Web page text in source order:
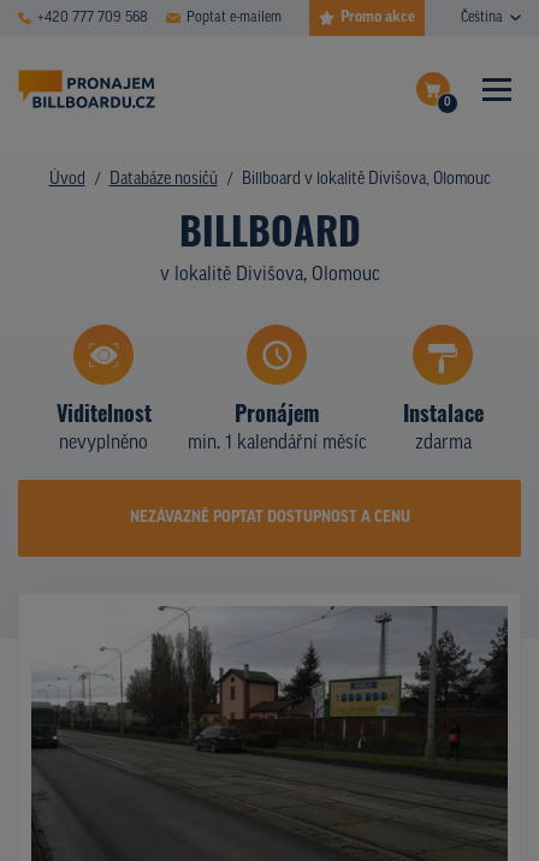
+420 777 709 568 Poptat e-mailem Promo akce Čeština
0
Dokončit poptávku
Zobrazit nosiče na mapě
ČASTÉ DOTAZY
DATABÁZE NOSIČŮ
PLOCHY V AKCI
CENY
Z PRAXE
KDO JSME
Úvod Databáze nosičů Billboard v lokalitě Divišova, Olomouc
BILLBOARD
v lokalitě Divišova, Olomouc
Viditelnost
nevyplněno
Pronájem
min. 1 kalendářní měsíc
Instalace
zdarma
NEZÁVAZNĚ POPTAT DOSTUPNOST A CENU